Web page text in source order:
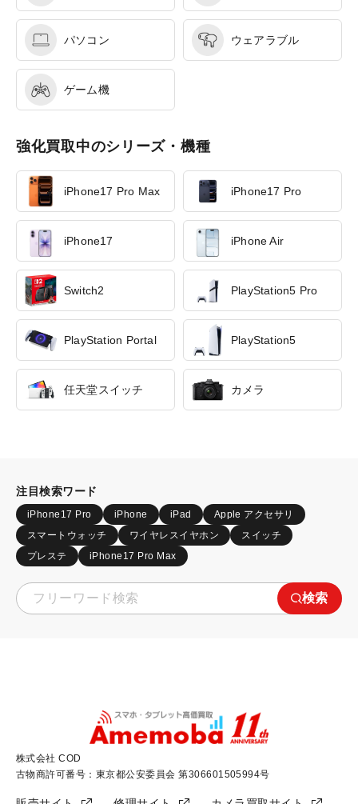
パソコン ウェアラブル
ゲーム機
強化買取中のシリーズ・機種
iPhone17 Pro Max iPhone17 Pro
iPhone17 iPhone Air
Switch2 PlayStation5 Pro
PlayStation Portal PlayStation5
任天堂スイッチ カメラ
注目検索ワード
iPhone17 Pro iPhone iPad
Apple アクセサリ
スマートウォッチ
ワイヤレスイヤホン
スイッチ
プレステ
iPhone17 Pro Max
検索
株式会社 COD
古物商許可番号：東京都公安委員会 第306601505994号